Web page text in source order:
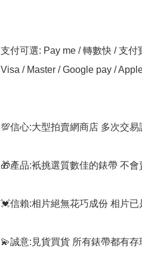
支付可選: Pay me / 轉數快 / 支付
Visa / Master / Google pay /
💯信心:大型拍賣網商店 多次交易
🎁產品:衹挑選質數佳的錶帶 不會
💓信賴:相片絕無花巧成份 相片已
💫誠意:見貨買貨 所有錶帶都有